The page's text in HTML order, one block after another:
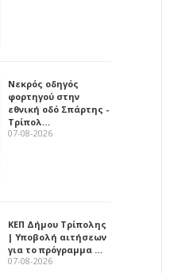
Νεκρός οδηγός
φορτηγού στην
εθνική οδό Σπάρτης -
Τρίπολ…
07-08-2026
ΚΕΠ Δήμου Τρίπολης
| Υποβολή αιτήσεων
για το πρόγραμμα …
07-08-2026